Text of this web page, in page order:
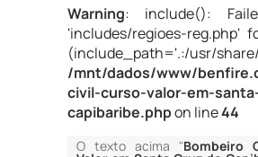
Warning: include():
'includes/regioes-reg.php'
(include_path='.:/usr/
/mnt/dados/www/
civil-curso-valor-em-
capibaribe.phpon line44
O texto acima "Bombeiro